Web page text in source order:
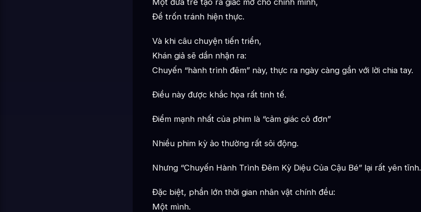
Một đứa trẻ tạo ra giấc mơ cho chính mình,
Để trốn tránh hiện thực.
Và khi câu chuyện tiến triển,
Khán giả sẽ dần nhận ra:
Chuyến “hành trình đêm” này, thực ra ngày càng gần với lời chia tay.
Điều này được khắc họa rất tinh tế.
Điểm mạnh nhất của phim là “cảm giác cô đơn”
Nhiều phim kỳ ảo thường rất sôi động.
Nhưng “Chuyến Hành Trình Đêm Kỳ Diệu Của Cậu Bé” lại rất yên tĩnh.
Đặc biệt, phần lớn thời gian nhân vật chính đều:
Một mình.